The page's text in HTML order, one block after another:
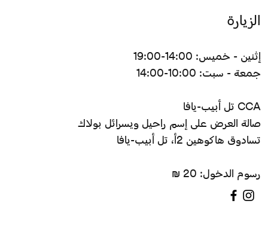
الزيارة
إثنين - خميس: 14:00-19:00
جمعة - سبت: 10:00-14:00
CCA تل أبيب-يافا
صالة العرض على إسم راحيل ويسرائل بولاك
تسادوق هاكوهين 2أ، تل أبيب-يافا
رسوم الدخول: 20 ₪